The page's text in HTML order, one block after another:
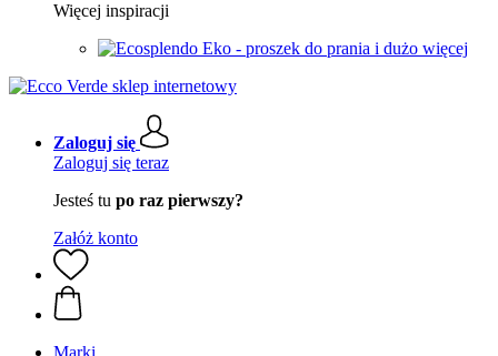
Więcej inspiracji
Eko - proszek do prania i dużo więcej
Zaloguj się
Zaloguj się teraz
Jesteś tu po raz pierwszy?
Załóż konto
Marki